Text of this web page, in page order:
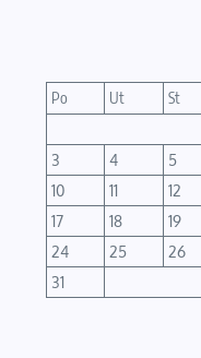
Po Ut St
3
4 5
10
11 12
17
18 19
24
25 26
31